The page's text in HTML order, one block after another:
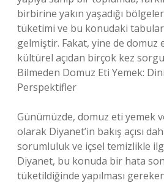
birbirine yakın yaşadığı
tüketimi ve bu konudaki
gelmiştir. Fakat, yine de domuz
kültürel açıdan birçok kez
Bilmeden Domuz Eti Yemek:
Perspektifler
Günümüzde, domuz eti yemek
olarak Diyanet’in bakış açısı
sorumluluk ve içsel temizlikle
Diyanet, bu konuda bir hata
tüketildiğinde yapılması